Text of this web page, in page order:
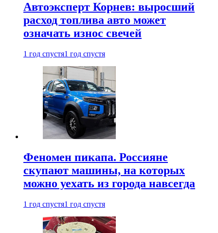
Автоэксперт Корнев: выросший
расход топлива авто может
означать износ свечей
1 год спустя1 год спустя
Феномен пикапа. Россияне
скупают машины, на которых
можно уехать из города навсегда
1 год спустя1 год спустя